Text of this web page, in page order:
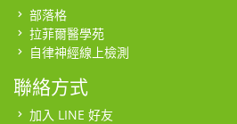
部落格
拉菲爾醫學苑
自律神經線上檢測
聯絡方式
加入 LINE 好友